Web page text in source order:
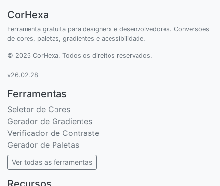
CorHexa
Ferramenta gratuita para designers e desenvolvedores. Conversões
de cores, paletas, gradientes e acessibilidade.
© 2026 CorHexa. Todos os direitos reservados.
v26.02.28
Ferramentas
Seletor de Cores
Gerador de Gradientes
Verificador de Contraste
Gerador de Paletas
Ver todas as ferramentas
Recursos